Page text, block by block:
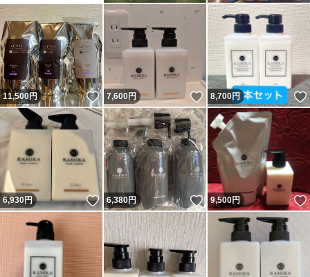
11,500円 いいね！
7,600円 いいね！
8,700円
6,930円 いいね！
6,380円 いいね！
9,500円